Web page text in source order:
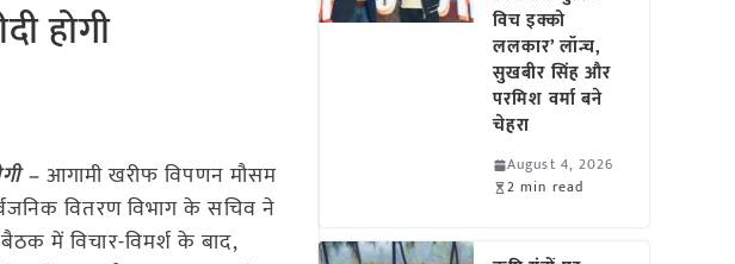
होगी
– आगामी खरीफ विपणन मौसम
वितरण विभाग के सचिव ने
में विचार-विमर्श के बाद,
विच इक्को
ललकार’ लॉन्च,
सुखबीर सिंह और
परमिश वर्मा बने
चेहरा
August 4, 2026
2 min read